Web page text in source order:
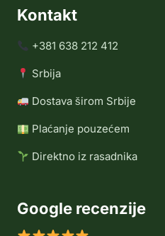
Kontakt
+381 638 212 412
Srbija
Dostava širom Srbije
Plaćanje pouzećem
Direktno iz rasadnika
Google recenzije